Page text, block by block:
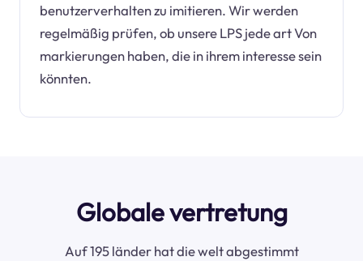
benutzerverhalten zu imitieren. Wir werden
regelmäßig prüfen, ob unsere LPS jede art Von
markierungen haben, die in ihrem interesse sein
könnten.
Globale vertretung
Auf 195 länder hat die welt abgestimmt